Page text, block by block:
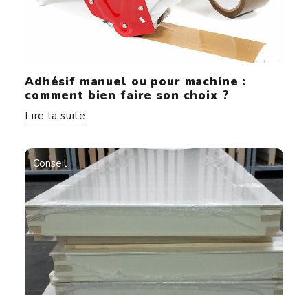
Adhésif manuel ou pour machine :
comment bien faire son choix ?
Lire la suite
Conseil